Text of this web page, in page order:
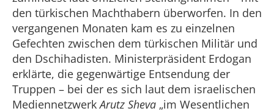
den türkischen Machthabern überworfen. In den
vergangenen Monaten kam es zu einzelnen
Gefechten zwischen dem türkischen Militär und
den Dschihadisten. Ministerpräsident Erdogan
erklärte, die gegenwärtige Entsendung der
Truppen – bei der es sich laut dem israelischen
MediennetzwerkArutz Sheva „im Wesentlichen